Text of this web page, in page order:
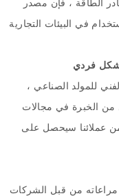
الطاقة ، فإن مصدر
في البيئات التجارية
بشكل فردي
للمولد الصناعي ،
الخبرة في مجالات
عملائنا سيحصل على
مراعاته من قبل الشركات